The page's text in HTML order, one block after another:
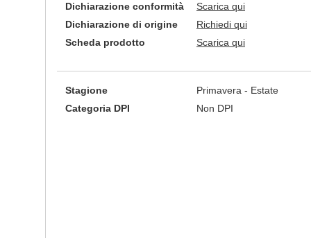
Dichiarazione conformità
Scarica qui
Dichiarazione di origine
Richiedi qui
Scheda prodotto
Scarica qui
Stagione
Primavera - Estate
Categoria DPI
Non DPI